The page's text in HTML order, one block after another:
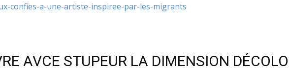
confies-a-une-artiste-inspiree-par-les-migrants
AVCE STUPEUR LA DIMENSION